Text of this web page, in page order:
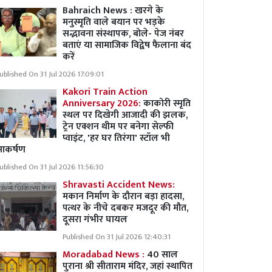
Bahraich News : खरगे के
मनुस्मृति वाले बयान पर भड़के
सद्भावना संस्थापक, बोले- पेज नंबर
बताएं या सामाजिक विद्वेष फैलाना बंद
करें
On 31 Jul 2026 17:09:01
Kakori Train Action
Anniversary 2026:काकोरी स्मृति
स्थल पर दिखेगी आजादी की झलक,
ट्रेन एक्शन थीम पर बनेगा सेल्फी
प्वाइंट, 'हर घर तिरंगा' स्टॉल भी
On 31 Jul 2026 11:56:30
Shravasti Accident News:
मकान निर्माण के दौरान बड़ा हादसा,
पत्थर के नीचे दबकर मजदूर की मौत,
दूसरा गंभीर घायल
Published On 31 Jul 2026 12:40:31
Moradabad News : 40 साल
पुराना श्री सीताराम मंदिर, जहां स्थापित